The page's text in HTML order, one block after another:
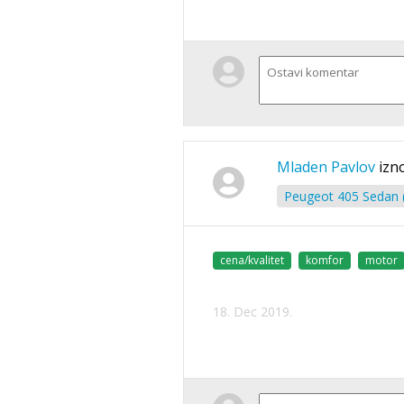
Mladen Pavlov
Peugeot 405 Sedan
cena/kvalitet komfor motor
18. Dec 2019.